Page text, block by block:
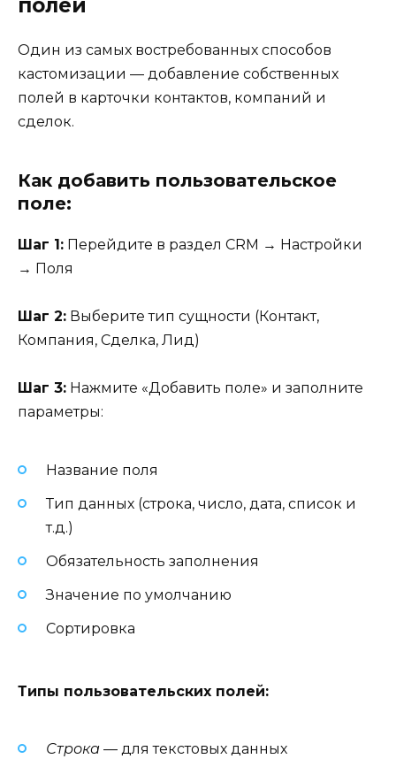
полей
Один из самых востребованных способов
кастомизации — добавление собственных
полей в карточки контактов, компаний и
сделок.
Как добавить пользовательское
поле:
Шаг 1: Перейдите в раздел CRM → Настройки
→ Поля
Шаг 2: Выберите тип сущности (Контакт,
Компания, Сделка, Лид)
Шаг 3: Нажмите «Добавить поле» и заполните
параметры:
Название поля
Тип данных (строка, число, дата, список и
т.д.)
Обязательность заполнения
Значение по умолчанию
Сортировка
Типы пользовательских полей:
Строка — для текстовых данных